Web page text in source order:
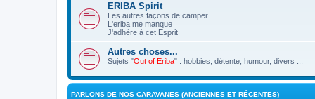
ERIBA Spirit
Les autres façons de camper
L'eriba me manque
J'adhère à cet Esprit
Autres choses...
Sujets "Out of Eriba" : hobbies, détente, humour, divers ...
PARLONS DE NOS CARAVANES (ANCIENNES ET RÉCENTES)